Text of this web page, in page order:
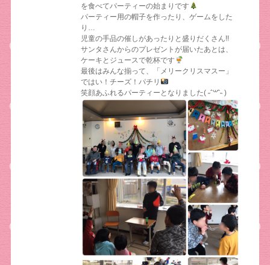
を食べてパーティーの始まりです
パーティー用の帽子を作ったり、ゲームをした
り…
児童の手品の催しがあったりと盛りだくさん!!
サンタさんからのプレゼントが届いたあとは、
ケーキとジュースで乾杯です
最後はみんな揃って、「メリークリスマスー」
ではい！チーズ！パチリ
笑顔あふれるパーティーとなりました( ˶ˆ꒳ˆ˵ )